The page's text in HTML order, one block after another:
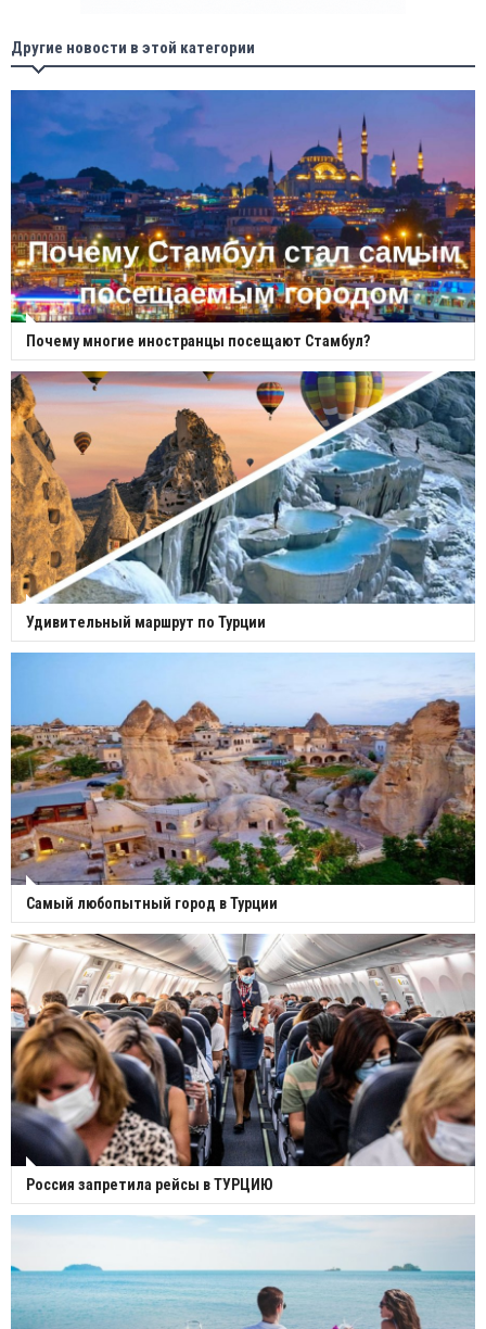
Другие новости в этой категории
Почему многие иностранцы посещают Стамбул?
Удивительный маршрут по Турции
Самый любопытный город в Турции
Россия запретила рейсы в ТУРЦИЮ